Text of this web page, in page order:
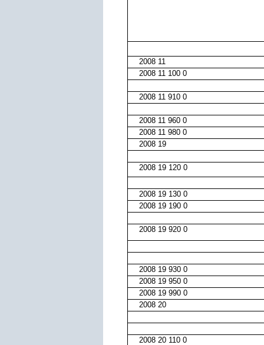
2008 11
2008 11 100 0
2008 11 910 0
2008 11 960 0
2008 11 980 0
2008 19
2008 19 120 0
2008 19 130 0
2008 19 190 0
2008 19 920 0
2008 19 930 0
2008 19 950 0
2008 19 990 0
2008 20
2008 20 110 0